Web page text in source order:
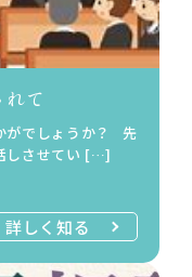
て
がでしょうか？ 先
しさせてい […]
詳しく知る